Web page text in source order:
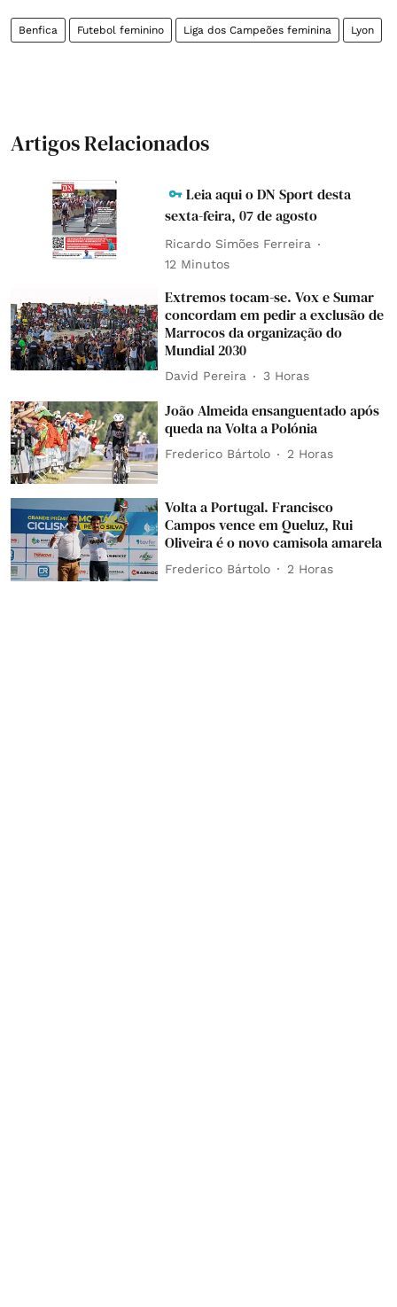
Benfica Futebol feminino Liga dos Campeões feminina Lyon
Artigos Relacionados
Leia aqui o DN Sport desta
sexta-feira, 07 de agosto
Ricardo Simões Ferreira
12 Minutos
Extremos tocam-se. Vox e Sumar
concordam em pedir a exclusão de
Marrocos da organização do
Mundial 2030
David Pereira 3 Horas
João Almeida ensanguentado após
queda na Volta a Polónia
Frederico Bártolo 2 Horas
Volta a Portugal. Francisco
Campos vence em Queluz, Rui
Oliveira é o novo camisola amarela
Frederico Bártolo 2 Horas